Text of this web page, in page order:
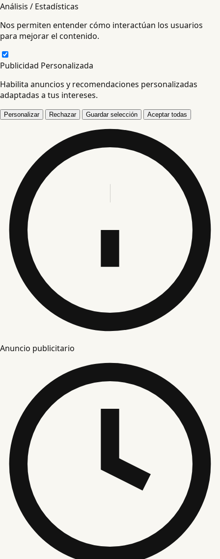
Análisis / Estadísticas
Nos permiten entender cómo interactúan los usuarios
para mejorar el contenido.
Publicidad Personalizada
Habilita anuncios y recomendaciones personalizadas
adaptadas a tus intereses.
Personalizar Rechazar Guardar selección Aceptar todas
Anuncio publicitario